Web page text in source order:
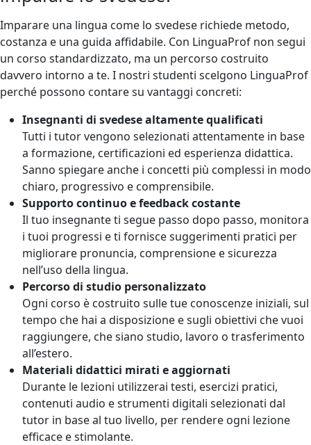
Imparare una lingua come lo svedese richiede metodo,
costanza e una guida affidabile. Con LinguaProf non segui
un corso standardizzato, ma un percorso costruito
davvero intorno a te. I nostri studenti scelgono LinguaProf
perché possono contare su vantaggi concreti:
Insegnanti di svedese altamente qualificati
Tutti i tutor vengono selezionati attentamente in base
a formazione, certificazioni ed esperienza didattica.
Sanno spiegare anche i concetti più complessi in modo
chiaro, progressivo e comprensibile.
Supporto continuo e feedback costante
Il tuo insegnante ti segue passo dopo passo, monitora
i tuoi progressi e ti fornisce suggerimenti pratici per
migliorare pronuncia, comprensione e sicurezza
nell’uso della lingua.
Percorso di studio personalizzato
Ogni corso è costruito sulle tue conoscenze iniziali, sul
tempo che hai a disposizione e sugli obiettivi che vuoi
raggiungere, che siano studio, lavoro o trasferimento
all’estero.
Materiali didattici mirati e aggiornati
Durante le lezioni utilizzerai testi, esercizi pratici,
contenuti audio e strumenti digitali selezionati dal
tutor in base al tuo livello, per rendere ogni lezione
efficace e stimolante.